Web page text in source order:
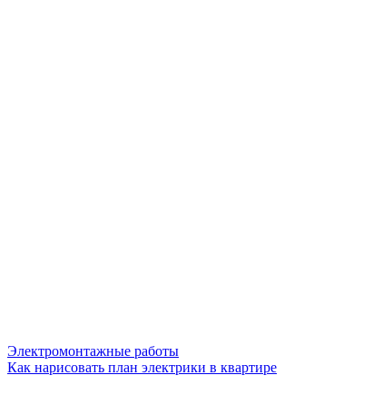
Электромонтажные работы
Как нарисовать план электрики в квартире